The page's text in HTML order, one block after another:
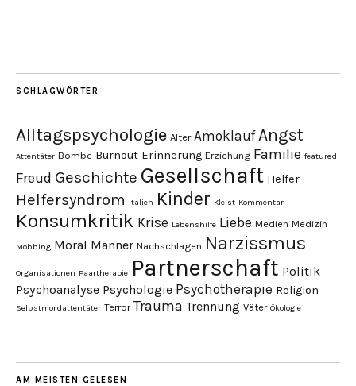
SCHLAGWÖRTER
Alltagspsychologie Alter Amoklauf Angst
Attentäter Bombe Burnout Erinnerung Erziehung Familie featured
Freud Geschichte Gesellschaft Helfer
Helfersyndrom Italien Kinder Kleist Kommentar
Konsumkritik Krise Lebenshilfe Liebe Medien Medizin
Mobbing Moral Männer Nachschlagen Narzissmus
Organisationen Paartherapie Partnerschaft Politik
Psychoanalyse Psychologie Psychotherapie Religion
Selbstmordattentäter Terror Trauma Trennung Väter Ökologie
AM MEISTEN GELESEN